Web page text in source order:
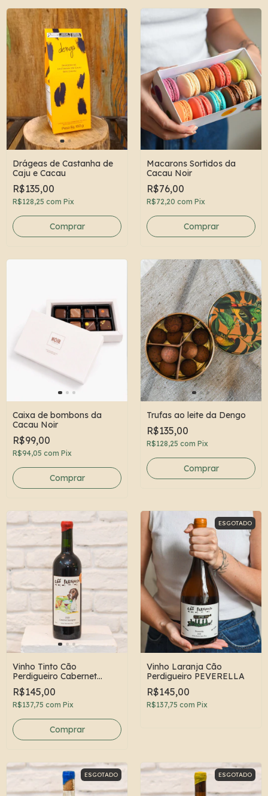
Drágeas de Castanha de
Caju e Cacau
R$135,00
R$128,25 com Pix
Macarons Sortidos da
Cacau Noir
R$76,00
R$72,20 com Pix
Caixa de bombons da
Cacau Noir
R$99,00
R$94,05 com Pix
Trufas ao leite da Dengo
R$135,00
R$128,25 com Pix
Vinho Tinto Cão
Perdigueiro Cabernet
Sauvignon
R$145,00
R$137,75 com Pix
ESGOTADO
Vinho Laranja Cão
Perdigueiro PEVERELLA
R$145,00
R$137,75 com Pix
ESGOTADO ESGOTADO